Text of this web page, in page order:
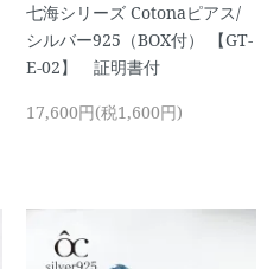
七海シリーズ Cotonaピアス/
シルバー925（BOX付） 【GT-
E-02】 証明書付
17,600円(税1,600円)